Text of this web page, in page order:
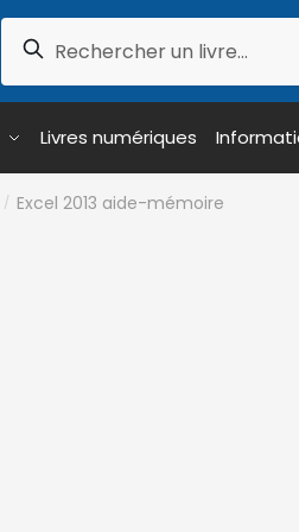
Recherche
pour :
Recherche
Livres numériques
/ Excel 2013 aide-mémoire